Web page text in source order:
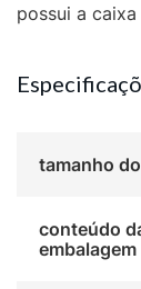
possui a
tamanho
conteúdo
embalagem